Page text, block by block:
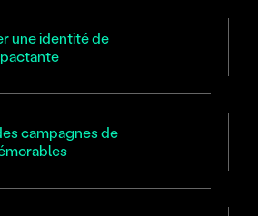
une identité de
campagnes de